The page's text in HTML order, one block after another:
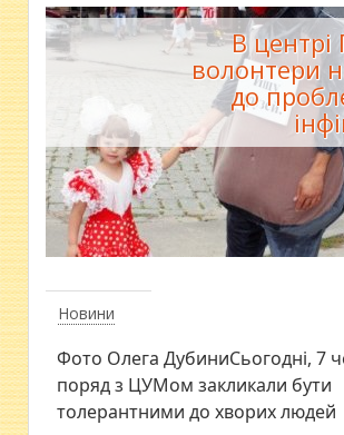
Новини
В центрі
волонтери
до
Фото Олега ДубиниСьогодні, 7
поряд з ЦУМом закликали бути
толерантними до хворих людей